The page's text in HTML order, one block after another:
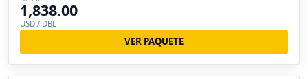
1,838.00
USD / DBL
VER PAQUETE